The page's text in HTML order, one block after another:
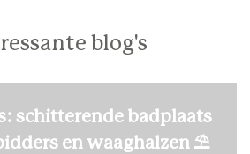
blog's
schitterende badplaats
en waaghalzen ⛱️